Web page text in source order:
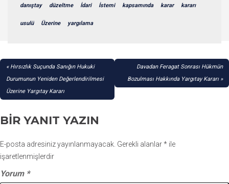
danıştay düzeltme İdari İstemi kapsamında karar kararı
usulü Üzerine yargılama
YAZI
GEZINMESI
Hırsızlık Suçunda Sanığın Hukuki
Durumunun Yeniden Değerlendirilmesi
Üzerine Yargıtay Kararı
Davadan Feragat Sonrası Hükmün
Bozulması Hakkında Yargıtay Kararı
BIR YANIT YAZIN
E-posta adresiniz yayınlanmayacak. Gerekli alanlar* ile
işaretlenmişlerdir
Yorum *